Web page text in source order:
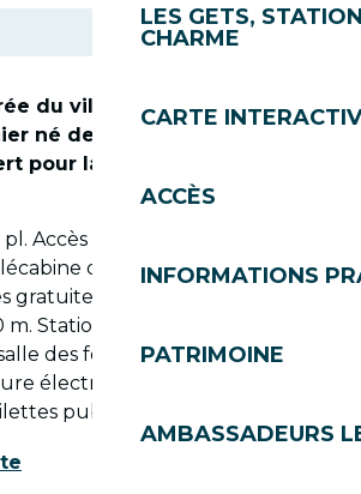
LES GETS,
CHARME
CARTE
ACCÈS
INFORMATIONS
PATRIMOINE
AMBASSADEURS
du village côté Morzine,
né des parkings de la
pour la saison d'hiver
pl. Accès au domaine skiable et
du Mt-chéry à 250 m
gratuites (été et hiver) : Arrêt
Station Getslib’ (été) : à 200
des fêtes) Bornes de
électrique : NON Places
publiques :...